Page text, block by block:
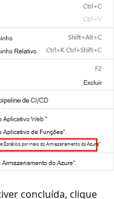
concluída, clique